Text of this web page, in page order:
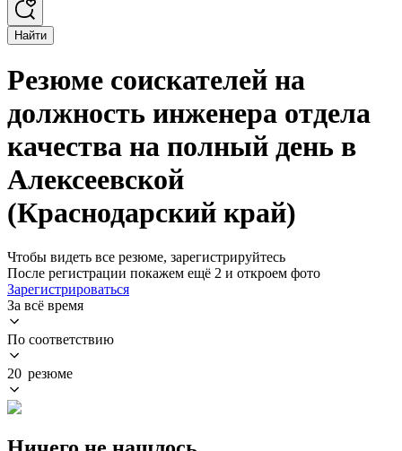
Найти
Резюме соискателей на
должность инженера отдела
качества на полный день в
Алексеевской
(Краснодарский край)
Чтобы видеть все резюме, зарегистрируйтесь
После регистрации покажем ещё 2 и откроем фото
Зарегистрироваться
За всё время
По соответствию
20 резюме